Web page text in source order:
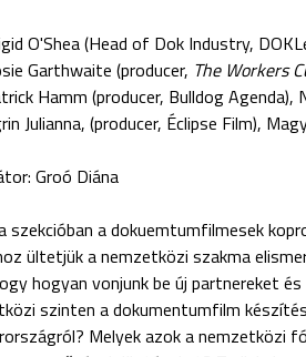
O'Shea (Head of Dok Industry,
Garthwaite (producer, The Workers
Hamm (producer, Bulldog Agenda),
Julianna, (producer, Éclipse Film),
Groó Diána
szekcióban a dokuemtumfilmesek
ültetjük a nemzetközi szakma
hogyan vonjunk be új partnereket
szinten a dokumentumfilm
Melyek azok a nemzetközi